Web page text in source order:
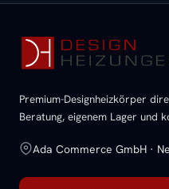
Premium-Designheizkörper
Beratung, eigenem Lager und
Ada Commerce GmbH ·